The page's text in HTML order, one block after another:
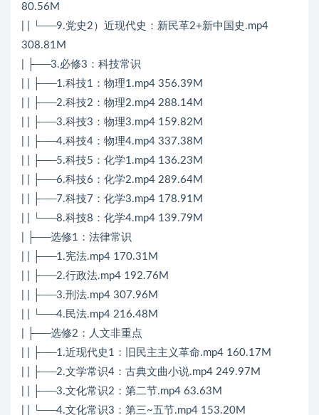
80.56M
| | └──9.党史2）近现代史：新民革2+新中国史.mp4
308.81M
| ├──3.必修3：科技常识
| | ├──1.科技1：物理1.mp4 356.39M
| | ├──2.科技2：物理2.mp4 288.14M
| | ├──3.科技3：物理3.mp4 159.82M
| | ├──4.科技4：物理4.mp4 337.38M
| | ├──5.科技5：化学1.mp4 136.23M
| | ├──6.科技6：化学2.mp4 289.64M
| | ├──7.科技7：化学3.mp4 178.91M
| | └──8.科技8：化学4.mp4 139.79M
| ├──选修1：法律常识
| | ├──1.宪法.mp4 170.31M
| | ├──2.行政法.mp4 192.76M
| | ├──3.刑法.mp4 307.96M
| | └──4.民法.mp4 216.48M
| ├──选修2：人文非重点
| | ├──1.近现代史1：旧民主主义革命.mp4 160.17M
| | ├──2.文学常识4：古典文曲小说.mp4 249.97M
| | ├──3.文化常识2：第二节.mp4 63.63M
| | └──4.文化常识3：第三~五节.mp4 153.20M